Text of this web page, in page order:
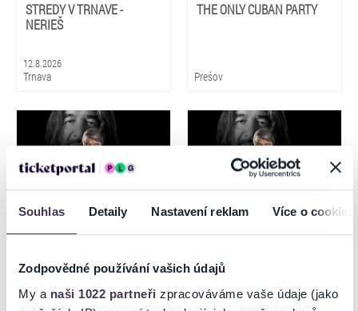
např. číslo IP) pomocí technologií, jako např. souborů
STREDY V TRNAVE -
NERIEŠ
12.8.2026
Trnava
THE ONLY CUBAN PARTY
Prešov
DRUPI - 50 ANNI TOUR
DRUPI - 50 ANNI TOUR
MARTIN